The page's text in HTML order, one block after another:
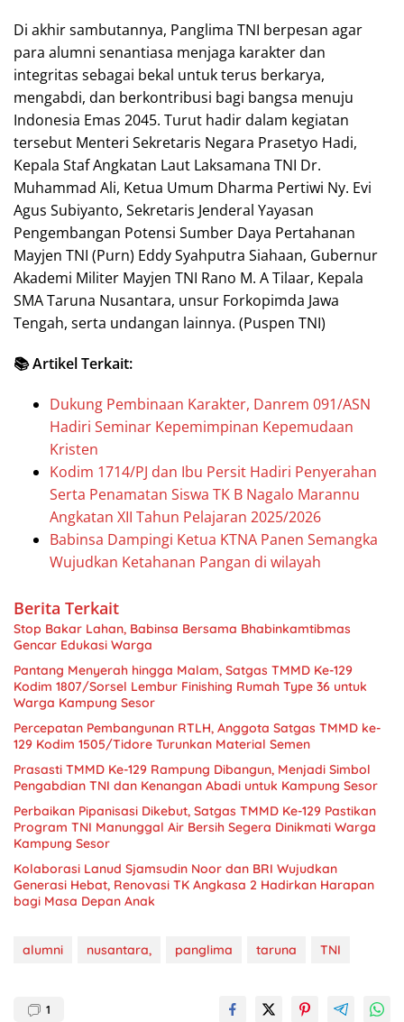
Di akhir sambutannya, Panglima TNI berpesan agar
para alumni senantiasa menjaga karakter dan
integritas sebagai bekal untuk terus berkarya,
mengabdi, dan berkontribusi bagi bangsa menuju
Indonesia Emas 2045. Turut hadir dalam kegiatan
tersebut Menteri Sekretaris Negara Prasetyo Hadi,
Kepala Staf Angkatan Laut Laksamana TNI Dr.
Muhammad Ali, Ketua Umum Dharma Pertiwi Ny. Evi
Agus Subiyanto, Sekretaris Jenderal Yayasan
Pengembangan Potensi Sumber Daya Pertahanan
Mayjen TNI (Purn) Eddy Syahputra Siahaan, Gubernur
Akademi Militer Mayjen TNI Rano M. A Tilaar, Kepala
SMA Taruna Nusantara, unsur Forkopimda Jawa
Tengah, serta undangan lainnya. (Puspen TNI)
📚 Artikel Terkait:
Dukung Pembinaan Karakter, Danrem 091/ASN
Hadiri Seminar Kepemimpinan Kepemudaan
Kristen
Kodim 1714/PJ dan Ibu Persit Hadiri Penyerahan
Serta Penamatan Siswa TK B Nagalo Marannu
Angkatan XII Tahun Pelajaran 2025/2026
Babinsa Dampingi Ketua KTNA Panen Semangka
Wujudkan Ketahanan Pangan di wilayah
Berita Terkait
Stop Bakar Lahan, Babinsa Bersama Bhabinkamtibmas
Gencar Edukasi Warga
Pantang Menyerah hingga Malam, Satgas TMMD Ke-129
Kodim 1807/Sorsel Lembur Finishing Rumah Type 36 untuk
Warga Kampung Sesor
Percepatan Pembangunan RTLH, Anggota Satgas TMMD ke-
129 Kodim 1505/Tidore Turunkan Material Semen
Prasasti TMMD Ke-129 Rampung Dibangun, Menjadi Simbol
Pengabdian TNI dan Kenangan Abadi untuk Kampung Sesor
Perbaikan Pipanisasi Dikebut, Satgas TMMD Ke-129 Pastikan
Program TNI Manunggal Air Bersih Segera Dinikmati Warga
Kampung Sesor
Kolaborasi Lanud Sjamsudin Noor dan BRI Wujudkan
Generasi Hebat, Renovasi TK Angkasa 2 Hadirkan Harapan
bagi Masa Depan Anak
alumni nusantara, panglima taruna TNI
1